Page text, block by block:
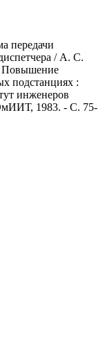
передачи
/ А. С.
подстанциях :
инженеров
1983. - С. 75-